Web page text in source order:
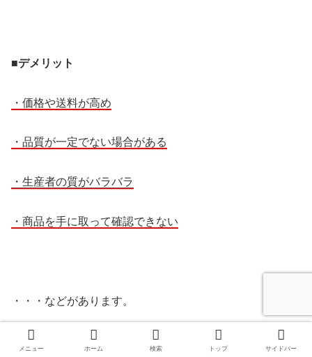
■デメリット
・価格や送料が高め
・品質が一定でない場合がある
・生産者の質がバラバラ
・商品を手に取って確認できない
・・・などがあります。
メニュー ホーム 検索 トップ サイドバー